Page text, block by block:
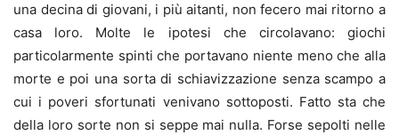
una decina di giovani, i più aitanti, non fecero mai ritorno a
casa loro. Molte le ipotesi che circolavano: giochi
particolarmente spinti che portavano niente meno che alla
morte e poi una sorta di schiavizzazione senza scampo a
cui i poveri sfortunati venivano sottoposti. Fatto sta che
della loro sorte non si seppe mai nulla. Forse sepolti nelle